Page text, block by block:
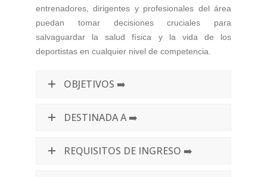
entrenadores, dirigentes y profesionales del área
puedan tomar decisiones cruciales para
salvaguardar la salud física y la vida de los
deportistas en cualquier nivel de competencia.
OBJETIVOS ➡️
DESTINADA A ➡️
REQUISITOS DE INGRESO ➡️